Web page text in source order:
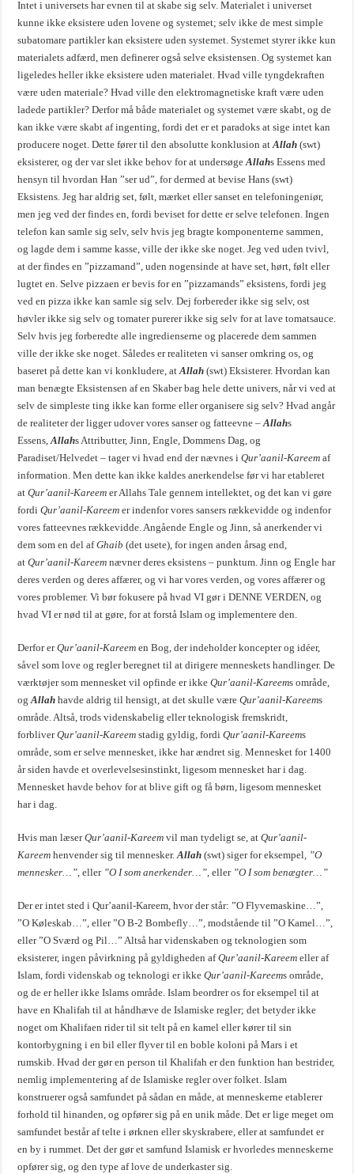
Intet i universets har evnen til at skabe sig selv. Materialet i universet
kunne ikke eksistere uden lovene og systemet; selv ikke de mest simple
subatomare partikler kan eksistere uden systemet. Systemet styrer ikke kun
materialets adfærd, men definerer også selve eksistensen. Og systemet kan
ligeledes heller ikke eksistere uden materialet. Hvad ville tyngdekraften
være uden materiale? Hvad ville den elektromagnetiske kraft være uden
ladede partikler? Derfor må både materialet og systemet være skabt, og de
kan ikke være skabt af ingenting, fordi det er et paradoks at sige intet kan
producere noget. Dette fører til den absolutte konklusion atAllah (swt)
eksisterer, og der var slet ikke behov for at undersøgeAllahs Essens med
hensyn til hvordan Han ”ser ud”, for dermed at bevise Hans (swt)
Eksistens. Jeg har aldrig set, følt, mærket eller sanset en telefoningeniør,
men jeg ved der findes en, fordi beviset for dette er selve telefonen. Ingen
telefon kan samle sig selv, selv hvis jeg bragte komponenterne sammen,
og lagde dem i samme kasse, ville der ikke ske noget. Jeg ved uden tvivl,
at der findes en ”pizzamand”, uden nogensinde at have set, hørt, følt eller
lugtet en. Selve pizzaen er bevis for en ”pizzamands” eksistens, fordi jeg
ved en pizza ikke kan samle sig selv. Dej forbereder ikke sig selv, ost
høvler ikke sig selv og tomater purerer ikke sig selv for at lave tomatsauce.
Selv hvis jeg forberedte alle ingredienserne og placerede dem sammen
ville der ikke ske noget. Således er realiteten vi sanser omkring os, og
baseret på dette kan vi konkludere, atAllah (swt) Eksisterer. Hvordan kan
man benægte Eksistensen af en Skaber bag hele dette univers, når vi ved at
selv de simpleste ting ikke kan forme eller organisere sig selv? Hvad angår
de realiteter der ligger udover vores sanser og fatteevne –Allahs
Essens,Allahs Attributter, Jinn, Engle, Dommens Dag, og
Paradiset/Helvedet – tager vi hvad end der nævnes iQur’aanil-Kareem af
information. Men dette kan ikke kaldes anerkendelse før vi har etableret
atQur’aanil-Kareem er Allahs Tale gennem intellektet, og det kan vi gøre
fordiQur’aanil-Kareem er indenfor vores sansers rækkevidde og indenfor
vores fatteevnes rækkevidde. Angående Engle og Jinn, så anerkender vi
dem som en del afGhaib (det usete), for ingen anden årsag end,
atQur’aanil-Kareem nævner deres eksistens – punktum. Jinn og Engle har
deres verden og deres affærer, og vi har vores verden, og vores affærer og
vores problemer. Vi bør fokusere på hvad VI gør i DENNE VERDEN, og
hvad VI er nød til at gøre, for at forstå Islam og implementere den.
Derfor erQur’aanil-Kareem en Bog, der indeholder koncepter og idéer,
såvel som love og regler beregnet til at dirigere menneskets handlinger. De
værktøjer som mennesket vil opfinde er ikkeQur’aanil-Kareems område,
ogAllah havde aldrig til hensigt, at det skulle væreQur’aanil-Kareems
område. Altså, trods videnskabelig eller teknologisk fremskridt,
forbliverQur’aanil-Kareem stadig gyldig, fordiQur’aanil-Kareems
område, som er selve mennesket, ikke har ændret sig. Mennesket for 1400
år siden havde et overlevelsesinstinkt, ligesom mennesket har i dag.
Mennesket havde behov for at blive gift og få børn, ligesom mennesket
har i dag.
Hvis man læserQur’aanil-Kareem vil man tydeligt se, atQur’aanil-
Kareem henvender sig til mennesker.Allah (swt) siger for eksempel, ”O
mennesker…”, eller ”O I som anerkender…”, eller ”O I som benægter…”
Der er intet sted i Qur’aanil-Kareem, hvor der står: ”O Flyvemaskine…”,
”O Køleskab…”, eller ”O B-2 Bombefly…”, modstående til ”O Kamel…”,
eller ”O Sværd og Pil…” Altså har videnskaben og teknologien som
eksisterer, ingen påvirkning på gyldigheden afQur’aanil-Kareem eller af
Islam, fordi videnskab og teknologi er ikkeQur’aanil-Kareems område,
og de er heller ikke Islams område. Islam beordrer os for eksempel til at
have en Khalifah til at håndhæve de Islamiske regler; det betyder ikke
noget om Khalifaen rider til sit telt på en kamel eller kører til sin
kontorbygning i en bil eller flyver til en boble koloni på Mars i et
rumskib. Hvad der gør en person til Khalifah er den funktion han bestrider,
nemlig implementering af de Islamiske regler over folket. Islam
konstruerer også samfundet på sådan en måde, at menneskerne etablerer
forhold til hinanden, og opfører sig på en unik måde. Det er lige meget om
samfundet består af telte i ørknen eller skyskrabere, eller at samfundet er
en by i rummet. Det der gør et samfund Islamisk er hvorledes menneskerne
opfører sig, og den type af love de underkaster sig.